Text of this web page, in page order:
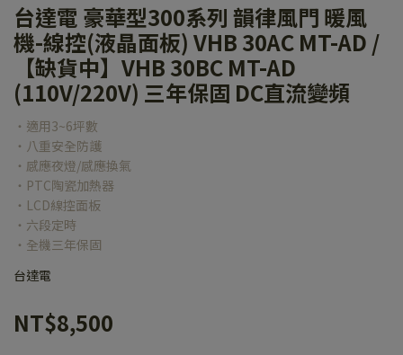
台達電 豪華型300系列 韻律風門 暖風
機-線控(液晶面板) VHB 30AC MT-AD /
【缺貨中】VHB 30BC MT-AD
(110V/220V) 三年保固 DC直流變頻
‧適用3~6坪數
‧八重安全防護
‧感應夜燈/感應換氣
‧PTC陶瓷加熱器
‧LCD線控面板
‧六段定時
‧全機三年保固
台達電
NT$8,500